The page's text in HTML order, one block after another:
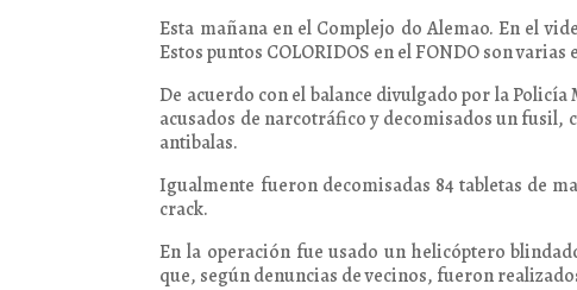
Esta mañana en el Complejo do Alemao. En el
Estos puntos COLORIDOS en el FONDO son
De acuerdo con el balance divulgado por la
acusados de narcotráfico y decomisados un fusil,
antibalas.
Igualmente fueron decomisadas 84 tabletas de
crack.
En la operación fue usado un helicóptero
que, según denuncias de vecinos, fueron